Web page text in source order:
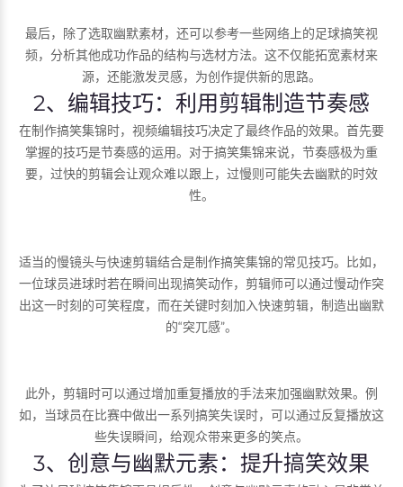
最后，除了选取幽默素材，还可以参考一些网络上的足球搞笑视
频，分析其他成功作品的结构与选材方法。这不仅能拓宽素材来
源，还能激发灵感，为创作提供新的思路。
2、编辑技巧：利用剪辑制造节奏感
在制作搞笑集锦时，视频编辑技巧决定了最终作品的效果。首先要
掌握的技巧是节奏感的运用。对于搞笑集锦来说，节奏感极为重
要，过快的剪辑会让观众难以跟上，过慢则可能失去幽默的时效
性。
适当的慢镜头与快速剪辑结合是制作搞笑集锦的常见技巧。比如，
一位球员进球时若在瞬间出现搞笑动作，剪辑师可以通过慢动作突
出这一时刻的可笑程度，而在关键时刻加入快速剪辑，制造出幽默
的“突兀感”。
此外，剪辑时可以通过增加重复播放的手法来加强幽默效果。例
如，当球员在比赛中做出一系列搞笑失误时，可以通过反复播放这
些失误瞬间，给观众带来更多的笑点。
3、创意与幽默元素：提升搞笑效果